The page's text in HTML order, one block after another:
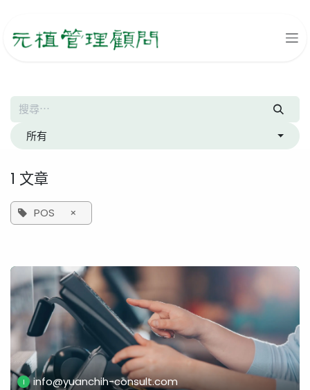
所有
1 文章
POS ×
info@yuanchih-consult.com